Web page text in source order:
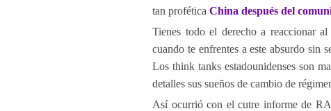
tan profética China después del
Tienes todo el derecho a reaccionar
cuando te enfrentes a este absurdo sin
Los think tanks estadounidenses son
detalles sus sueños de cambio de
Así ocurrió con el cutre informe de